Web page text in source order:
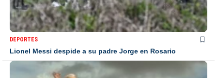
DEPORTES
Lionel Messi despide a su padre Jorge en Rosario